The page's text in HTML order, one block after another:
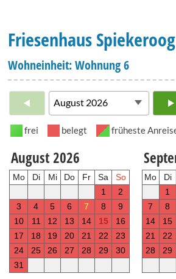
Friesenhaus Spiekeroog
Wohneinheit: Wohnung 6